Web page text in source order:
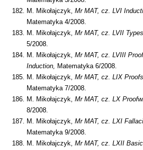
M. Mikołajczyk, Mr MAT, cz. LVI
Matematyka 4/2008.
M. Mikołajczyk, Mr MAT, cz. LVII
5/2008.
M. Mikołajczyk, Mr MAT, cz. LVIII
Induction, Matematyka 6/2008.
M. Mikołajczyk, Mr MAT, cz. LIX
Matematyka 7/2008.
M. Mikołajczyk, Mr MAT, cz. LX
8/2008.
M. Mikołajczyk, Mr MAT, cz. LXI
Matematyka 9/2008.
M. Mikołajczyk, Mr MAT, cz. LXII